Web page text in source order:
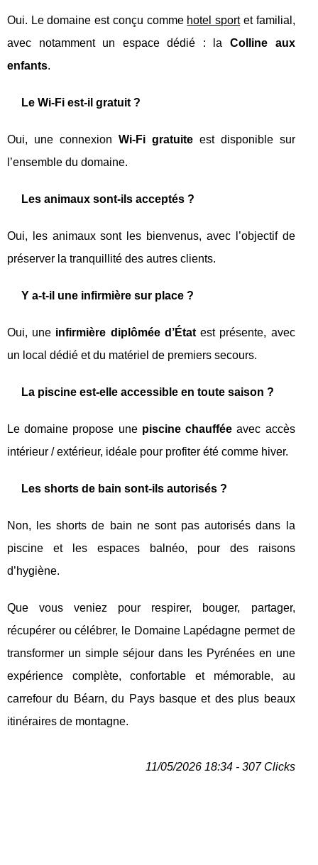
Oui. Le domaine est conçu comme hotel sportet familial,
avec notamment un espace dédié : laColline aux
enfants.
Le Wi‑Fi est-il gratuit ?
Oui, une connexion Wi‑Fi gratuiteest disponible sur
l’ensemble du domaine.
Les animaux sont-ils acceptés ?
Oui, les animaux sont les bienvenus, avec l’objectif de
préserver la tranquillité des autres clients.
Y a-t-il une infirmière sur place ?
Oui, une infirmière diplômée d’Étatest présente, avec
un local dédié et du matériel de premiers secours.
La piscine est-elle accessible en toute saison ?
Le domaine propose une piscine chauffée avec accès
intérieur / extérieur, idéale pour profiter été comme hiver.
Les shorts de bain sont-ils autorisés ?
Non, les shorts de bain ne sont pas autorisés dans la
piscine et les espaces balnéo, pour des raisons
d’hygiène.
Que vous veniez pour respirer, bouger, partager,
récupérer ou célébrer, le Domaine Lapédagne permet de
transformer un simple séjour dans les Pyrénées en une
expérience complète, confortable et mémorable, au
carrefour du Béarn, du Pays basque et des plus beaux
itinéraires de montagne.
11/05/2026 18:34 - 307 Clicks